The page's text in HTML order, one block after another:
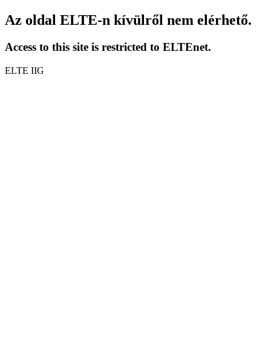
Az oldal ELTE-n kívülről nem elérhető.
Access to this site is restricted to ELTEnet.
ELTE IIG